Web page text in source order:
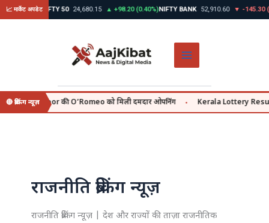
Skip
to
📈 मार्केट अपडेट
NIFTY 50 24,680.15 ▲ +98.20 (0.40%)NIFTY BANK 52,910.60 ▼ -145.30 (0.27%)
🔴 ब्रेकिंग न्यूज़
की O’Romeo को मिली दमदार ओपनिंग ● Kerala Lottery Result आज |
राजनीति ब्रेकिंग न्यूज़
राजनीति ब्रेकिंग न्यूज़ | देश और राज्यों की ताज़ा राजनीतिक